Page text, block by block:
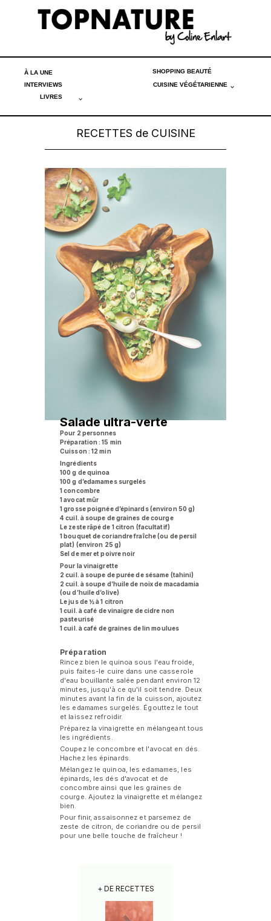
À LA UNE SHOPPING BEAUTÉ
INTERVIEWS
CUISINE VÉGÉTARIENNE
LIVRES
RECETTES de CUISINE
Salade ultra-verte
Pour 2 personnes
Préparation : 15 min
Cuisson : 12 min
Ingrédients
100 g de quinoa
100 g d’edamames surgelés
1 concombre
1 avocat mûr
1 grosse poignée d’épinards (environ 50 g)
4 cuil. à soupe de graines de courge
Le zeste râpé de 1 citron (facultatif)
1 bouquet de coriandre fraîche (ou de persil
plat) (environ 25 g)
Sel de mer et poivre noir
Pour la vinaigrette
2 cuil. à soupe de purée de sésame (tahini)
2 cuil. à soupe d’huile de noix de macadamia
(ou d’huile d’olive)
Le jus de ½ à 1 citron
1 cuil. à café de vinaigre de cidre non
pasteurisé
1 cuil. à café de graines de lin moulues
Préparation
Rincez bien le quinoa sous l'eau froide,
puis faites-le cuire dans une casserole
d'eau bouillante salée pendant environ 12
minutes, jusqu'à ce qu'il soit tendre. Deux
minutes avant la fin de la cuisson, ajoutez
les edamames surgelés. Égouttez le tout
et laissez refroidir.
Préparez la vinaigrette en mélangeant tous
les ingrédients.
Coupez le concombre et l'avocat en dés.
Hachez les épinards.
Mélangez le quinoa, les edamames, les
épinards, les dés d'avocat et de
concombre ainsi que les graines de
courge. Ajoutez la vinaigrette et mélangez
bien.
Pour finir, assaisonnez et parsemez de
zeste de citron, de coriandre ou de persil
pour une belle touche de fraîcheur !
+ DE RECETTES